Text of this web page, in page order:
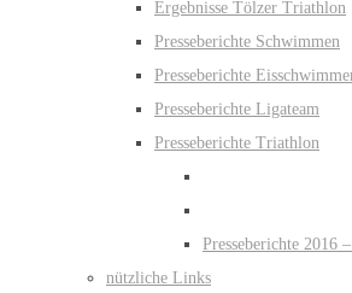
Ergebnisse Tölzer Triathlon
Presseberichte Schwimmen
Presseberichte
Presseberichte Ligateam
Presseberichte Triathlon
Presseberichte 2016
nützliche Links